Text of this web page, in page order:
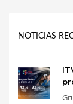
NOTICIAS